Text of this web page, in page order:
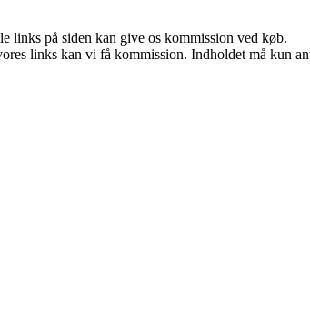
links på siden kan give os kommission ved køb.
links kan vi få kommission. Indholdet må kun